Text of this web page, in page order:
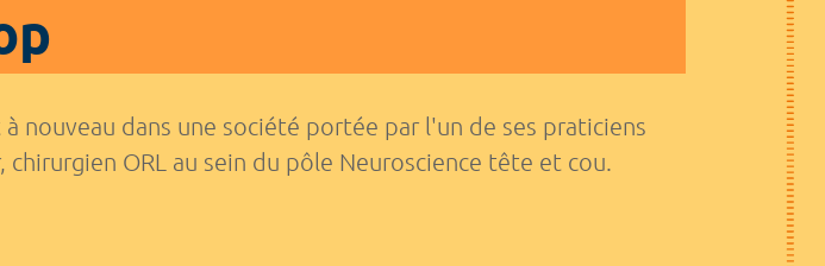
nouveau dans une société portée par l'un de ses praticiens
chirurgien ORL au sein du pôle Neuroscience tête et cou.